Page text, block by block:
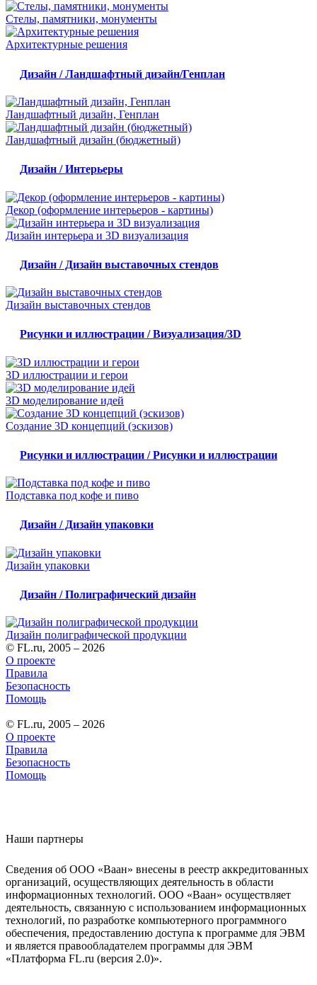
Стелы, памятники, монументы
Архитектурные решения
Дизайн / Ландшафтный дизайн/Генплан
Ландшафтный дизайн, Генплан
Ландшафтный дизайн (бюджетный)
Дизайн / Интерьеры
Декор (оформление интерьеров - картины)
Дизайн интерьера и 3D визуализация
Дизайн / Дизайн выставочных стендов
Дизайн выставочных стендов
Рисунки и иллюстрации / Визуализация/3D
3D иллюстрации и герои
3D моделирование идей
Создание 3D концепций (эскизов)
Рисунки и иллюстрации / Рисунки и иллюстрации
Подставка под кофе и пиво
Дизайн / Дизайн упаковки
Дизайн упаковки
Дизайн / Полиграфический дизайн
Дизайн полиграфической продукции
© FL.ru, 2005 – 2026
О проекте
Правила
Безопасность
Помощь
© FL.ru, 2005 – 2026
О проекте
Правила
Безопасность
Помощь
Наши партнеры
Сведения об ООО «Ваан» внесены в реестр аккредитованных
организаций, осуществляющих деятельность в области
информационных технологий. ООО «Ваан» осуществляет
деятельность, связанную с использованием информационных
технологий, по разработке компьютерного программного
обеспечения, предоставлению доступа к программе для ЭВМ
и является правообладателем программы для ЭВМ
«Платформа FL.ru (версия 2.0)».